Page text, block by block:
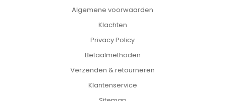
Algemene voorwaarden
Klachten
Privacy Policy
Betaalmethoden
Verzenden & retourneren
Klantenservice